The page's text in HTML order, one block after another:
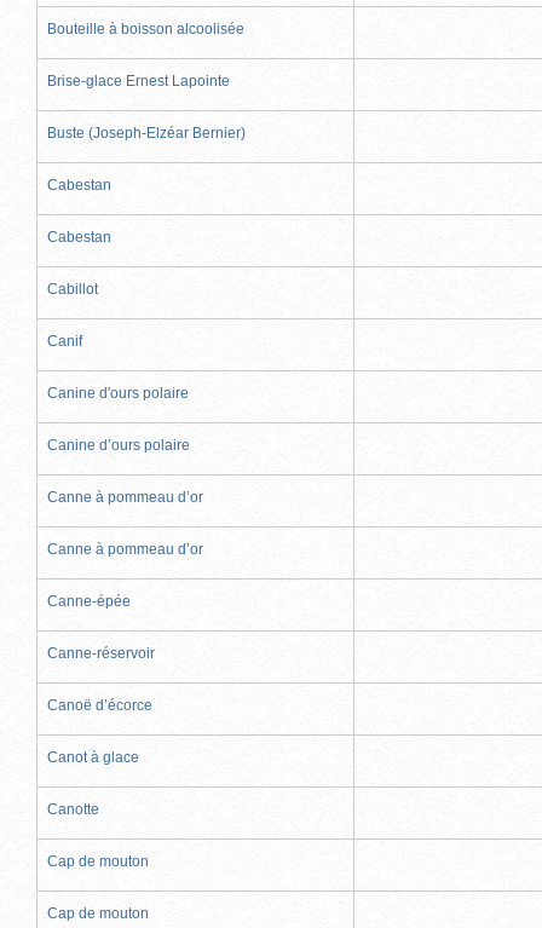
Bouteille à boisson alcoolisée
Brise-glace Ernest Lapointe
Buste (Joseph-Elzéar Bernier)
Cabestan
Cabestan
Cabillot
Canif
Canine d'ours polaire
Canine d’ours polaire
Canne à pommeau d’or
Canne à pommeau d’or
Canne-épée
Canne-réservoir
Canoë d’écorce
Canot à glace
Canotte
Cap de mouton
Cap de mouton